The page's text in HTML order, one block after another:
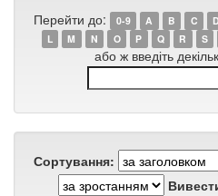
Перейти до: 0-9 A B C D
L
M N O P Q R S
або ж введіть
Сортування: